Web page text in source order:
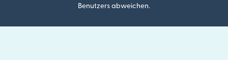
Benutzers abweichen.